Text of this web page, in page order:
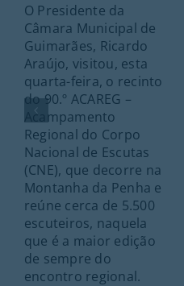
O Presidente da
Câmara Municipal de
Guimarães, Ricardo
Araújo, visitou, esta
quarta-feira, o recinto
do 90.º ACAREG –
Acampamento
Regional do Corpo
Nacional de Escutas
(CNE), que decorre na
Montanha da Penha e
reúne cerca de 5.500
escuteiros, naquela
que é a maior edição
de sempre do
encontro regional.